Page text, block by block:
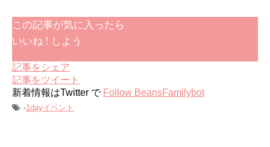
この記事が気に入ったら
いいね ! しよう
記事をシェア
記事をツイート
新着情報はTwitter で Follow BeansFamilybot
-1dayイベント